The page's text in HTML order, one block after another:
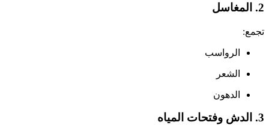
2. المغاسل
تجمع:
الرواسب
الشعر
الدهون
3. الدش وفتحات المياه